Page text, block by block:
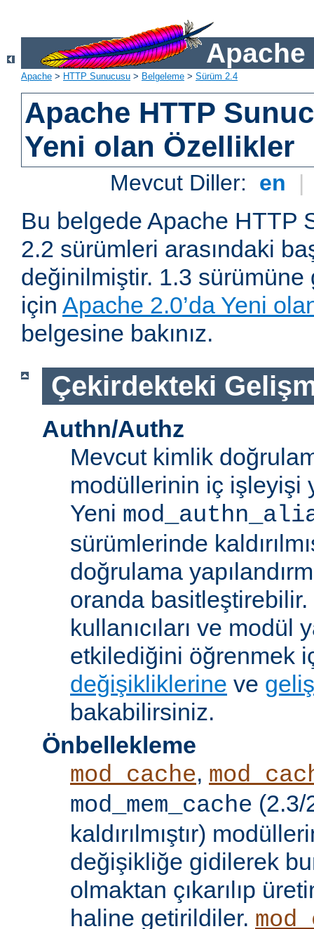
Apache
Apache > HTTP Sunucusu > Belgeleme > Sürüm 2.4
Apache HTTP
Yeni olan Özellikler
Mevcut Diller: en |
Bu belgede Apache HTTP
2.2 sürümleri arasındaki
değinilmiştir. 1.3
için Apache 2.0’da Yeni
belgesine bakınız.
Çekirdekteki
Authn/Authz
Mevcut kimlik
modüllerinin iç işleyişi
Yeni
sürümlerinde
doğrulama
oranda
kullanıcıları ve modül
etkilediğini öğrenmek
değişikliklerine ve
bakabilirsiniz.
Önbellekleme
mod_cache,
mod_mem_cache (2.3/
kaldırılmıştır)
değişikliğe gidilerek
olmaktan çıkarılıp
haline getirildiler.